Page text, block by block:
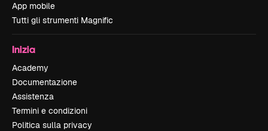
App mobile
Tutti gli strumenti Magnific
Inizia
Academy
Documentazione
Assistenza
Termini e condizioni
Politica sulla privacy